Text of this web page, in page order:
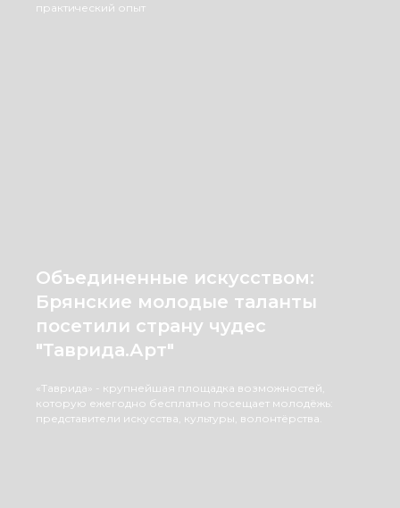
практический опыт
Объединенные искусством:
Брянские молодые таланты
посетили страну чудес
"Таврида.Арт"
«Таврида» - крупнейшая площадка возможностей,
которую ежегодно бесплатно посещает молодёжь:
представители искусства, культуры, волонтёрства.